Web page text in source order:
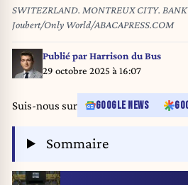
SWITEZRLAND. MONTREUX CITY.
Joubert/Only World/ABACAPRESS.COM
Publié parHarrison du Bus
29 octobre 2025 à 16:07
Suis-nous sur GOOGLE NEWS
Sommaire